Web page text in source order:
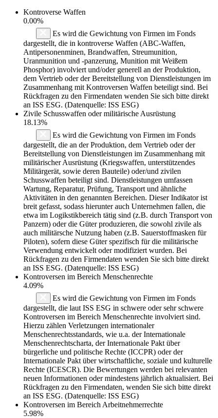
Kontroverse Waffen
0.00%
Es wird die Gewichtung von Firmen im Fonds
dargestellt, die in kontroverse Waffen (ABC-Waffen,
Antipersonenminen, Brandwaffen, Streumunition,
Uranmunition und -panzerung, Munition mit Weißem
Phosphor) involviert und/oder generell an der Produktion,
dem Vertrieb oder der Bereitstellung von Dienstleistungen im
Zusammenhang mit Kontroversen Waffen beteiligt sind. Bei
Rückfragen zu den Firmendaten wenden Sie sich bitte direkt
an ISS ESG. (Datenquelle: ISS ESG)
Zivile Schusswaffen oder militärische Ausrüstung
18.13%
Es wird die Gewichtung von Firmen im Fonds
dargestellt, die an der Produktion, dem Vertrieb oder der
Bereitstellung von Dienstleistungen im Zusammenhang mit
militärischer Ausrüstung (Kriegswaffen, unterstützendes
Militärgerät, sowie deren Bauteile) oder/und zivilen
Schusswaffen beteiligt sind. Dienstleistungen umfassen
Wartung, Reparatur, Prüfung, Transport und ähnliche
Aktivitäten in den genannten Bereichen. Dieser Indikator ist
breit gefasst, sodass hierunter auch Unternehmen fallen, die
etwa im Logikstikbereich tätig sind (z.B. durch Transport von
Panzern) oder die Güter produzieren, die sowohl zivile als
auch militärsche Nutzung haben (z.B. Sauerstoffmasken für
Piloten), sofern diese Güter spezifisch für die militärische
Verwendung entwickelt oder modifiziert wurden. Bei
Rückfragen zu den Firmendaten wenden Sie sich bitte direkt
an ISS ESG. (Datenquelle: ISS ESG)
Kontroversen im Bereich Menschenrechte
4.09%
Es wird die Gewichtung von Firmen im Fonds
dargestellt, die laut ISS ESG in schwere oder sehr schwere
Kontroversen im Bereich Menschenrechte involviert sind.
Hierzu zählen Verletzungen internationaler
Menschenrechtsstandards, wie u.a. der Internationale
Menschenrechtscharta, der Internationale Pakt über
bürgerliche und politische Rechte (ICCPR) oder der
Internationale Pakt über wirtschaftliche, soziale und kulturelle
Rechte (ICESCR). Die Bewertungen werden bei relevanten
neuen Informationen oder mindestens jährlich aktualisiert. Bei
Rückfragen zu den Firmendaten, wenden Sie sich bitte direkt
an ISS ESG. (Datenquelle: ISS ESG)
Kontroversen im Bereich Arbeitnehmerrechte
5.98%